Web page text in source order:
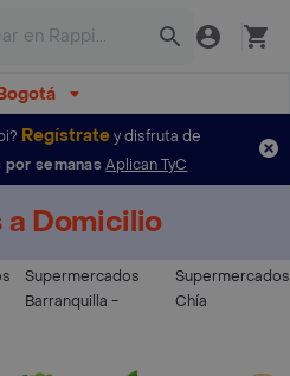
Regístratey disfruta de
semanas Aplican TyC
Domicilio
Supermercados
Barranquilla -
Supermercados
Chía